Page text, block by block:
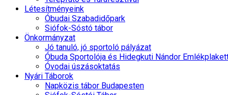
Létesítményeink
Óbudai Szabadidőpark
Siófok-Sóstó tábor
Önkormányzat
Jó tanuló, jó sportoló pályázat
Óbuda Sportolója és Hidegkuti Nándor
Óvodai úszásoktatás
Nyári Táborok
Napközis tábor Budapesten